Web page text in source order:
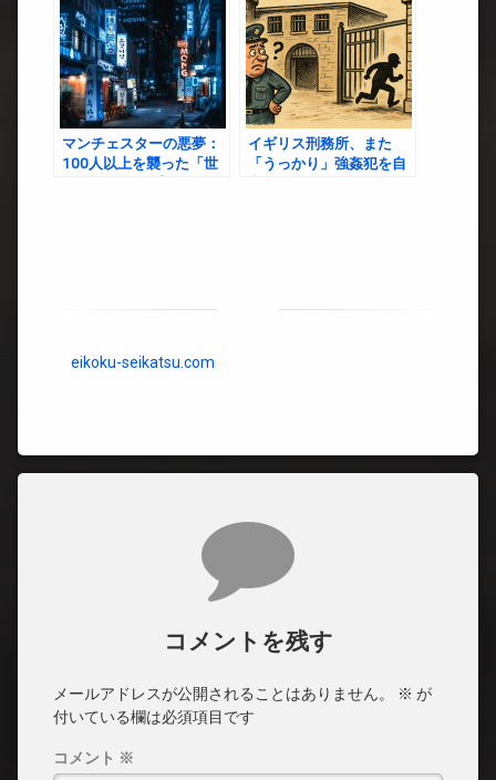
マンチェスターの悪夢：
100人以上を襲った「世
イギリス刑務所、また
「うっかり」強姦犯を自
eikoku-seikatsu.com
コメントを残す
メールアドレスが公開されることはありません。 ※ が
付いている欄は必須項目です
コメント ※